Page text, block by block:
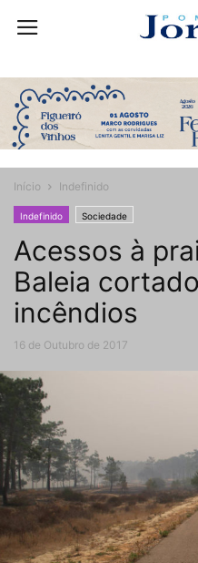
Início Indefinido
Indefinido Sociedade
Acessos à
Baleia
incêndios
16 de Outubro de 2017